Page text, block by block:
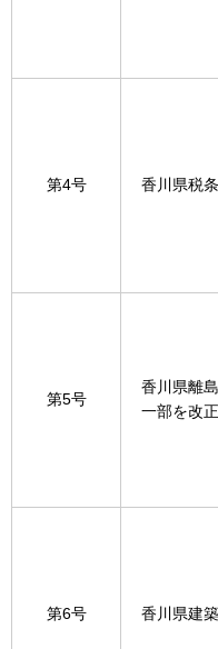
第4号 香川県税
第5号
香川県離
一部を改
第6号 香川県建